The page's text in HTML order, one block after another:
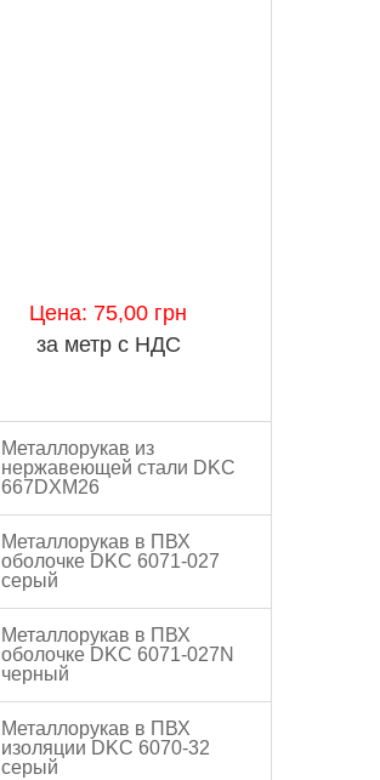
Цена: 75,00 грн
за метр с НДС
Металлорукав из
нержавеющей стали DKC
667DXM26
Металлорукав в ПВХ
оболочке DKC 6071-027
серый
Металлорукав в ПВХ
оболочке DKC 6071-027N
черный
Металлорукав в ПВХ
изоляции DKC 6070-32
серый